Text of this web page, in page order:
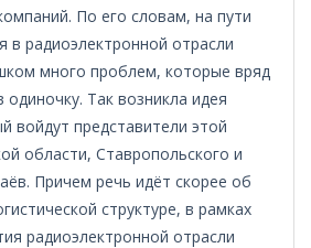
По его словам, на пути
радиоэлектронной отрасли
много проблем, которые вряд
Так возникла идея
войдут представители этой
области, Ставропольского и
Причем речь идёт скорее об
структуре, в рамках
радиоэлектронной отрасли